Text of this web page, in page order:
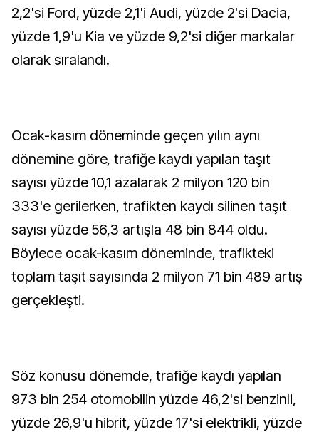
2,2'si Ford, yüzde 2,1'i Audi, yüzde 2'si Dacia,
yüzde 1,9'u Kia ve yüzde 9,2'si diğer markalar
olarak sıralandı.
Ocak-kasım döneminde geçen yılın aynı
dönemine göre, trafiğe kaydı yapılan taşıt
sayısı yüzde 10,1 azalarak 2 milyon 120 bin
333'e gerilerken, trafikten kaydı silinen taşıt
sayısı yüzde 56,3 artışla 48 bin 844 oldu.
Böylece ocak-kasım döneminde, trafikteki
toplam taşıt sayısında 2 milyon 71 bin 489 artış
gerçekleşti.
Söz konusu dönemde, trafiğe kaydı yapılan
973 bin 254 otomobilin yüzde 46,2'si benzinli,
yüzde 26,9'u hibrit, yüzde 17'si elektrikli, yüzde